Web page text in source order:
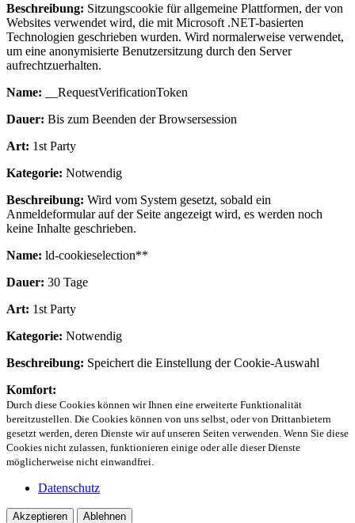
Beschreibung: Sitzungscookie für allgemeine Plattformen, der von
Websites verwendet wird, die mit Microsoft .NET-basierten
Technologien geschrieben wurden. Wird normalerweise verwendet,
um eine anonymisierte Benutzersitzung durch den Server
aufrechtzuerhalten.
Name: __RequestVerificationToken
Dauer: Bis zum Beenden der Browsersession
Art: 1st Party
Kategorie: Notwendig
Beschreibung: Wird vom System gesetzt, sobald ein
Anmeldeformular auf der Seite angezeigt wird, es werden noch
keine Inhalte geschrieben.
Name: ld-cookieselection**
Dauer: 30 Tage
Art: 1st Party
Kategorie: Notwendig
Beschreibung: Speichert die Einstellung der Cookie-Auswahl
Komfort:
Durch diese Cookies können wir Ihnen eine erweiterte Funktionalität
bereitzustellen. Die Cookies können von uns selbst, oder von Drittanbietern
gesetzt werden, deren Dienste wir auf unseren Seiten verwenden. Wenn Sie diese
Cookies nicht zulassen, funktionieren einige oder alle dieser Dienste
möglicherweise nicht einwandfrei.
Datenschutz
Akzeptieren Ablehnen